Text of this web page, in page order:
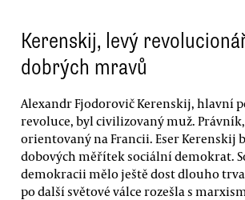
Kerenskij, levý
dobrých mravů
Alexandr Fjodorovič Kerenskij, hlavní
revoluce, byl civilizovaný muž.
orientovaný na Francii. Eser Kerenskij
dobových měřítek sociální demokrat.
demokracii mělo ještě dost dlouho
po další světové válce rozešla s